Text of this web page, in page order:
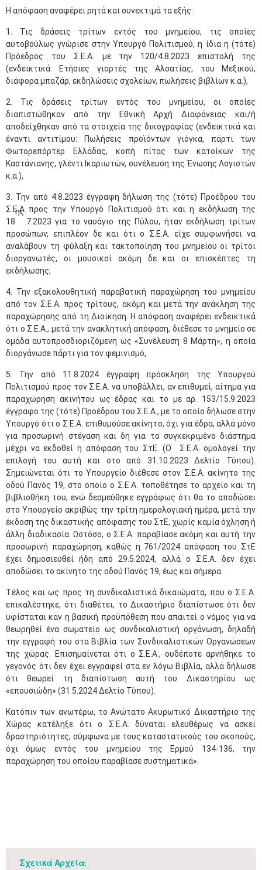
Η απόφαση αναφέρει ρητά και συνεκτιμά τα εξής:
1. Τις δράσεις τρίτων εντός του μνημείου, τις οποίες
αυτοβούλως γνώρισε στην Υπουργό Πολιτισμού, η ίδια η (τότε)
Πρόεδρος του Σ.Ε.Α. με την 120/4.8.2023 επιστολή της
(ενδεικτικά: Ετήσιες γιορτές της Αλσατίας, του Μεξικού,
διάφορα μπαζάρ, εκδηλώσεις σχολείων, πωλήσεις βιβλίων κ.α.),
2. Τις δράσεις τρίτων εντός του μνημείου, οι οποίες
διαπιστώθηκαν από την Εθνική Αρχή Διαφάνειας και/ή
αποδείχθηκαν από τα στοιχεία της δικογραφίας (ενδεικτικά και
έναντι αντιτίμου: Πωλήσεις προϊόντων γιόγκα, πάρτι των
Φωτορεπόρτερ Ελλάδας, κοπή πίτας των κατοίκων της
Καστάνιανης, γλέντι Ικαριωτών, συνέλευση της Ένωσης Λογιστών
κ.α.),
3. Την από 4.8.2023 έγγραφη δήλωση της (τότε) Προέδρου του
Σ.Ε.Α προς την Υπουργό Πολιτισμού ότι και η εκδήλωση της
18
ης
.7.2023 για το ναυάγιο της Πύλου, ήταν εκδήλωση τρίτων
προσώπων, επιπλέον δε και ότι ο Σ.Ε.Α. είχε συμφωνήσει να
αναλάβουν τη φύλαξη και τακτοποίηση του μνημείου οι τρίτοι
διοργανωτές, οι μουσικοί ακόμη δε και οι επισκέπτες τη
εκδήλωσης,
4. Την εξακολουθητική παραβατική παραχώρηση του μνημείου
από τον Σ.Ε.Α. προς τρίτους, ακόμη και μετά την ανάκληση της
παραχώρησης από τη Διοίκηση. Η απόφαση αναφέρει ενδεικτικά
ότι ο Σ.Ε.Α., μετά την ανακλητική απόφαση, διέθεσε το μνημείο σε
ομάδα αυτοπροσδιοριζόμενη ως «Συνέλευση 8 Μάρτη», η οποία
διοργάνωσε πάρτι για τον φεμινισμό,
5. Την από 11.8.2024 έγγραφη πρόσκληση της Υπουργού
Πολιτισμού προς τον Σ.Ε.Α. να υποβάλλει, αν επιθυμεί, αίτημα για
παραχώρηση ακινήτου ως έδρας και το με αρ. 153/15.9.2023
έγγραφο της (τότε) Προέδρου του Σ.Ε.Α., με το οποίο δήλωσε στην
Υπουργό ότι ο Σ.Ε.Α. επιθυμούσε ακίνητο, όχι για έδρα, αλλά μόνο
για προσωρινή στέγαση και δη για το συγκεκριμένο διάστημα
μέχρι να εκδοθεί η απόφαση του ΣτΕ. (Ο Σ.Ε.Α. ομολογεί την
επιλογή του αυτή και στο από 31.10.2023 Δελτίο Τύπου).
Σημειώνεται ότι το Υπουργείο διέθεσε στον Σ.Ε.Α. ακίνητο της
οδού Πανός 19, στο οποίο ο Σ.Ε.Α. τοποθέτησε το αρχείο και τη
βιβλιοθήκη του, ενώ δεσμεύθηκε εγγράφως ότι θα το αποδώσει
στο Υπουργείο ακριβώς την τρίτη ημερολογιακή ημέρα, μετά την
έκδοση της δικαστικής απόφασης του ΣτΕ, χωρίς καμία όχληση ή
άλλη διαδικασία. Ωστόσο, ο Σ.Ε.Α. παραβίασε ακόμη και αυτή την
προσωρινή παραχώρηση, καθώς η 761/2024 απόφαση του ΣτΕ
έχει δημοσιευθεί ήδη από 29.5.2024, αλλά ο Σ.Ε.Α. δεν έχει
αποδώσει το ακίνητο της οδού Πανός 19, έως και σήμερα.
Τέλος και ως προς τη συνδικαλιστικά δικαιώματα, που ο Σ.Ε.Α.
επικαλέστηκε, ότι διαθέτει, το Δικαστήριο διαπίστωσε ότι δεν
υφίσταται καν η βασική προϋπόθεση που απαιτεί ο νόμος για να
θεωρηθεί ένα σωματείο ως συνδικαλιστική οργάνωση, δηλαδή
την εγγραφή του στα Βιβλία των Συνδικαλιστικών Οργανώσεων
της χώρας. Επισημαίνεται ότι ο Σ.Ε.Α., ουδέποτε αρνήθηκε το
γεγονός ότι δεν έχει εγγραφεί στα εν λόγω Βιβλία, αλλά δήλωσε
ότι θεωρεί τη διαπίστωση αυτή του Δικαστηρίου ως
«επουσιώδη» (31.5.2024 Δελτίο Τύπου).
Κατόπιν των ανωτέρω, το Ανώτατο Ακυρωτικό Δικαστήριο της
Χώρας κατέληξε ότι ο Σ.Ε.Α. δύναται ελευθέρως να ασκεί
δραστηριότητες, σύμφωνα με τους καταστατικούς του σκοπούς,
όχι όμως εντός του μνημείου της Ερμού 134-136, την
παραχώρηση του οποίου παραβίασε συστηματικά».
Σχετικά Αρχεία: